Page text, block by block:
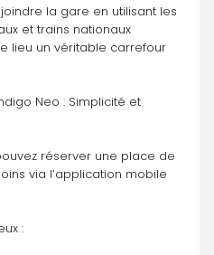
la gare en utilisant les
et trains nationaux
lieu un véritable carrefour
Neo : Simplicité et
réserver une place de
via l’application mobile
: